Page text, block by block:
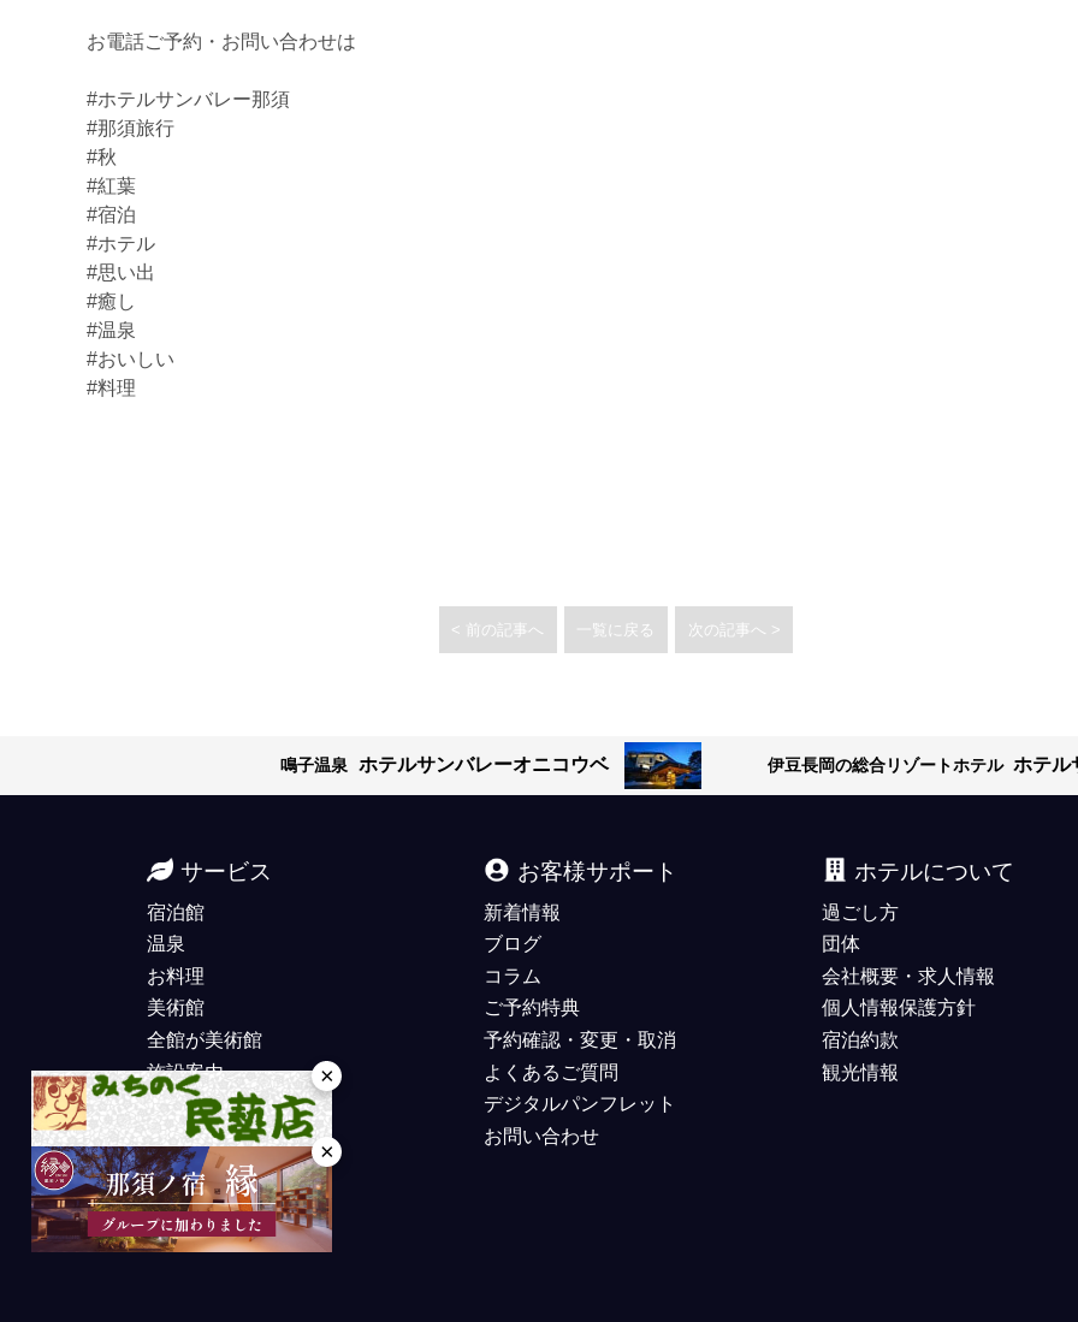
お電話ご予約・お問い合わせは
#ホテルサンバレー那須
#那須旅行
#秋
#紅葉
#宿泊
#ホテル
#思い出
#癒し
#温泉
#おいしい
#料理
< 前の記事へ 一覧に戻る 次の記事へ >
鳴子温泉 ホテルサンバレーオニコウベ 伊豆長岡の総合リゾートホテル ホテル
サービス
宿泊館
温泉
お料理
美術館
全館が美術館
施設案内
お客様サポート
新着情報
ブログ
コラム
ご予約特典
予約確認・変更・取消
よくあるご質問
デジタルパンフレット
お問い合わせ
ホテルについて
過ごし方
団体
会社概要・求人情報
個人情報保護方針
宿泊約款
観光情報
×
×